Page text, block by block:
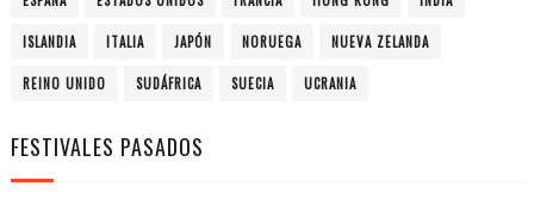
ISLANDIA ITALIA JAPÓN NORUEGA NUEVA ZELANDA
REINO UNIDO SUDÁFRICA SUECIA UCRANIA
FESTIVALES PASADOS